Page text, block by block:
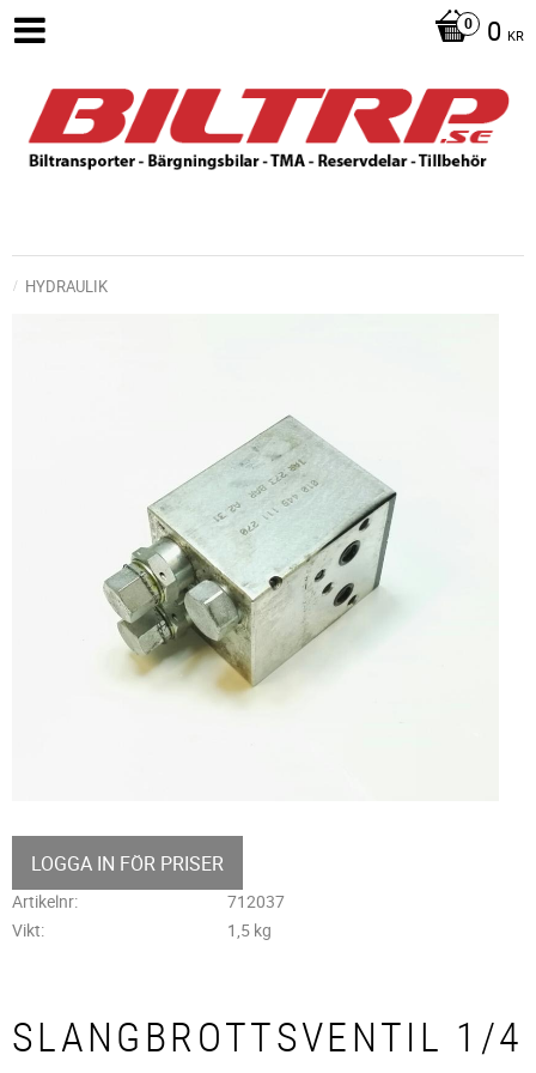
0 KR
HYDRAULIK
LOGGA IN FÖR PRISER
Artikelnr
712037
Vikt
1,5 kg
SLANGBROTTSVENTIL 1/4